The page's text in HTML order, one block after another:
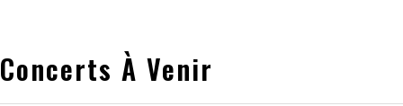
Concerts À Venir